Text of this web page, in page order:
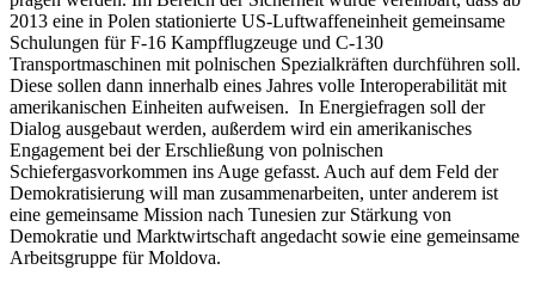
2013 eine in Polen stationierte US-Luftwaffeneinheit gemeinsame
Schulungen für F-16 Kampfflugzeuge und C-130
Transportmaschinen mit polnischen Spezialkräften durchführen soll.
Diese sollen dann innerhalb eines Jahres volle Interoperabilität mit
amerikanischen Einheiten aufweisen. In Energiefragen soll der
Dialog ausgebaut werden, außerdem wird ein amerikanisches
Engagement bei der Erschließung von polnischen
Schiefergasvorkommen ins Auge gefasst. Auch auf dem Feld der
Demokratisierung will man zusammenarbeiten, unter anderem ist
eine gemeinsame Mission nach Tunesien zur Stärkung von
Demokratie und Marktwirtschaft angedacht sowie eine gemeinsame
Arbeitsgruppe für Moldova.